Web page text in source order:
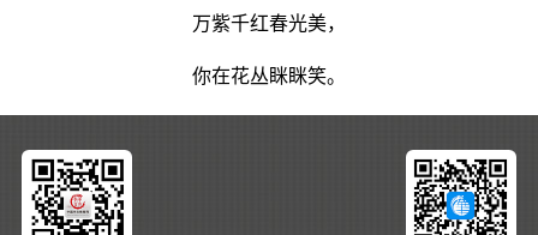
万紫千红春光美，
你在花丛眯眯笑。